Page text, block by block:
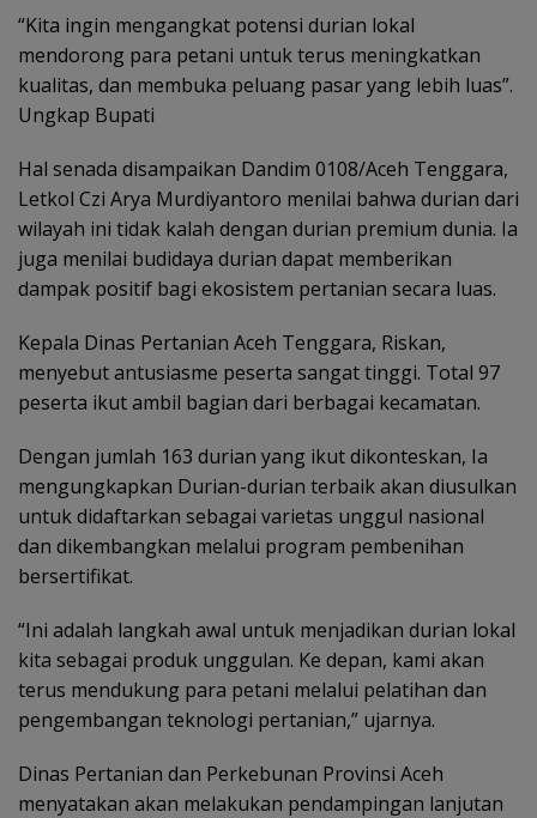
“Kita ingin mengangkat potensi durian lokal
mendorong para petani untuk terus meningkatkan
kualitas, dan membuka peluang pasar yang lebih luas”.
Ungkap Bupati
Hal senada disampaikan Dandim 0108/Aceh Tenggara,
Letkol Czi Arya Murdiyantoro menilai bahwa durian dari
wilayah ini tidak kalah dengan durian premium dunia. Ia
juga menilai budidaya durian dapat memberikan
dampak positif bagi ekosistem pertanian secara luas.
Kepala Dinas Pertanian Aceh Tenggara, Riskan,
menyebut antusiasme peserta sangat tinggi. Total 97
peserta ikut ambil bagian dari berbagai kecamatan.
Dengan jumlah 163 durian yang ikut dikonteskan, Ia
mengungkapkan Durian-durian terbaik akan diusulkan
untuk didaftarkan sebagai varietas unggul nasional
dan dikembangkan melalui program pembenihan
bersertifikat.
“Ini adalah langkah awal untuk menjadikan durian lokal
kita sebagai produk unggulan. Ke depan, kami akan
terus mendukung para petani melalui pelatihan dan
pengembangan teknologi pertanian,” ujarnya.
Dinas Pertanian dan Perkebunan Provinsi Aceh
menyatakan akan melakukan pendampingan lanjutan